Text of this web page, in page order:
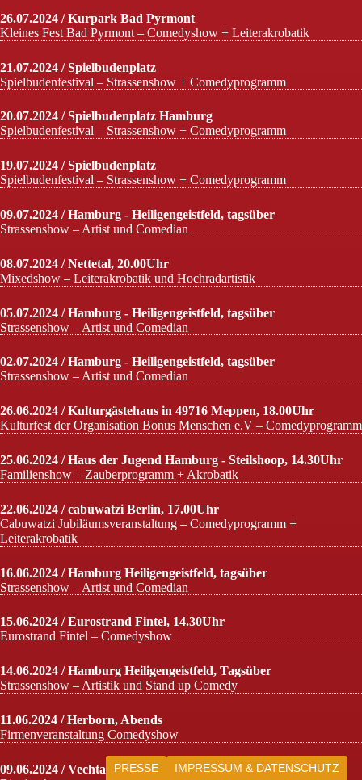
26.07.2024 / Kurpark Bad Pyrmont
Kleines Fest Bad Pyrmont – Comedyshow + Leiterakrobatik
21.07.2024 / Spielbudenplatz
Spielbudenfestival – Strassenshow + Comedyprogramm
20.07.2024 / Spielbudenplatz Hamburg
Spielbudenfestival – Strassenshow + Comedyprogramm
19.07.2024 / Spielbudenplatz
Spielbudenfestival – Strassenshow + Comedyprogramm
09.07.2024 / Hamburg - Heiligengeistfeld, tagsüber
Strassenshow – Artist und Comedian
08.07.2024 / Nettetal, 20.00Uhr
Mixedshow – Leiterakrobatik und Hochradartistik
05.07.2024 / Hamburg - Heiligengeistfeld, tagsüber
Strassenshow – Artist und Comedian
02.07.2024 / Hamburg - Heiligengeistfeld, tagsüber
Strassenshow – Artist und Comedian
26.06.2024 / Kulturgästehaus in 49716 Meppen, 18.00Uhr
Kulturfest der Organisation Bonus Menschen e.V – Comedyprogramm
25.06.2024 / Haus der Jugend Hamburg - Steilshoop, 14.30Uhr
Familienshow – Zauberprogramm + Akrobatik
22.06.2024 / cabuwatzi Berlin, 17.00Uhr
Cabuwatzi Jubiläumsveranstaltung – Comedyprogramm +
Leiterakrobatik
16.06.2024 / Hamburg Heiligengeistfeld, tagsüber
Strassenshow – Artist und Comedian
15.06.2024 / Eurostrand Fintel, 14.30Uhr
Eurostrand Fintel – Comedyshow
14.06.2024 / Hamburg Heiligengeistfeld, Tagsüber
Strassenshow – Artistik und Stand up Comedy
11.06.2024 / Herborn, Abends
Firmenveranstaltung Comedyshow
09.06.2024 / Vechta, tagsüber
PRESSE IMPRESSUM & DATENSCHUTZ